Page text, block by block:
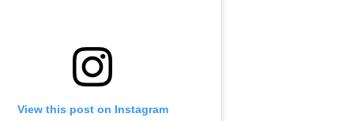
View this post on Instagram